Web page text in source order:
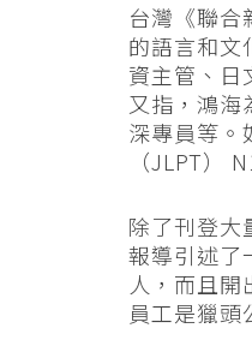
台灣《聯
的語言和文
資主管、日
又指，鴻海
深專員等。
（JLPT）
除了刊登大
報導引述了
人，而且
員工是獵